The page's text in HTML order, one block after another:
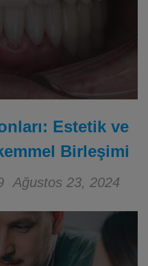
Estetik ve
Birleşimi
Ağustos 23, 2024